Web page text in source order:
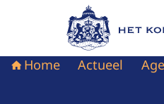
Naar de
Home Actueel